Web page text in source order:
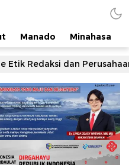
Manado Minahasa
Etik Redaksi dan